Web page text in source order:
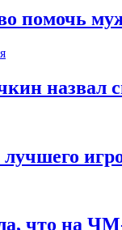
помочь
назвал
что на ЧМ-